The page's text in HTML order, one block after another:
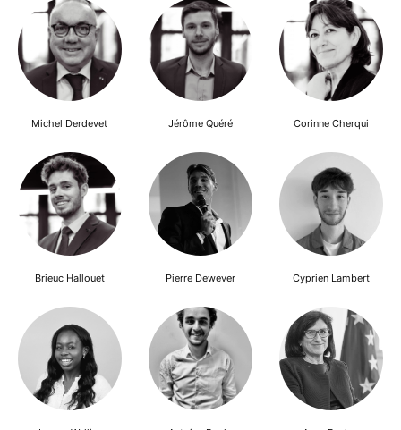
Michel Derdevet Jérôme Quéré Corinne Cherqui
Brieuc Hallouet Pierre Dewever Cyprien Lambert